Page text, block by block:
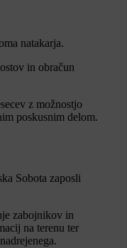
natakarja.
in obračun
z možnostjo
poskusnim delom.
Sobota zaposli
zabojnikov in
na terenu ter